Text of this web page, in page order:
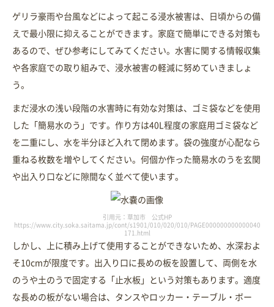
ゲリラ豪雨や台風などによって起こる浸水被害は、日頃からの備
えで最小限に抑えることができます。家庭で簡単にできる対策も
あるので、ぜひ参考にしてみてください。水害に関する情報収集
や各家庭での取り組みで、浸水被害の軽減に努めていきましょ
う。
まだ浸水の浅い段階の水害時に有効な対策は、ゴミ袋などを使用
した「簡易水のう」です。作り方は40L程度の家庭用ゴミ袋など
を二重にし、水を半分ほど入れて閉めます。袋の強度が心配なら
重ねる枚数を増やしてください。何個か作った簡易水のうを玄関
や出入り口などに隙間なく並べて使います。
引用元：草加市 公式HP
https://www.city.soka.saitama.jp/cont/s1901/010/020/010/PAGE000000000000040
171.html
しかし、上に積み上げて使用することができないため、水深およ
そ10cmが限度です。出入り口に長めの板を設置して、両側を水
のうや土のうで固定する「止水板」という対策もあります。適度
な長めの板がない場合は、タンスやロッカー・テーブル・ボー